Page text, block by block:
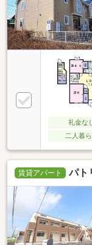
礼金な
二人暮
賃貸アパート パト